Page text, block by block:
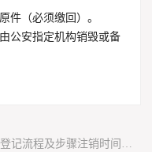
件（必须缴回）。
公安指定机构销毁或备
高效办照-苏州公司注销全程线上登记流程及步骤注销时间是多久？